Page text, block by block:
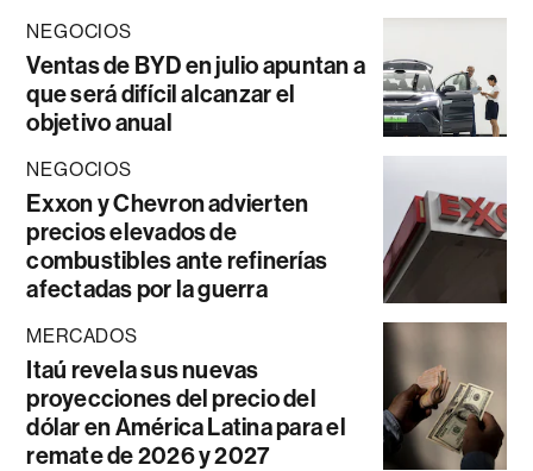
NEGOCIOS
Ventas de BYD en julio apuntan a
que será difícil alcanzar el
objetivo anual
NEGOCIOS
Exxon y Chevron advierten
precios elevados de
combustibles ante refinerías
afectadas por la guerra
MERCADOS
Itaú revela sus nuevas
proyecciones del precio del
dólar en América Latina para el
remate de 2026 y 2027